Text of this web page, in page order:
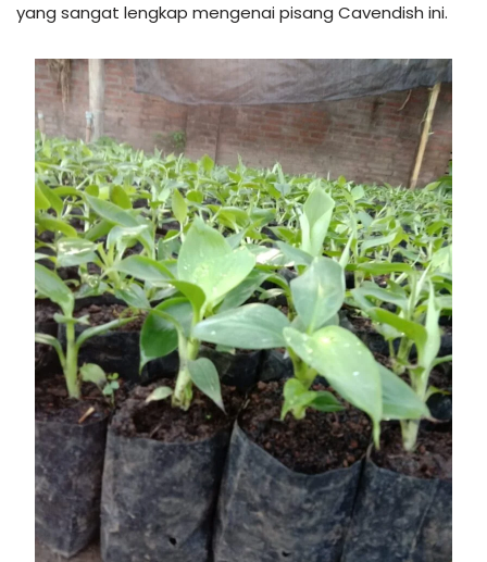
yang sangat lengkap mengenai pisang Cavendish ini.